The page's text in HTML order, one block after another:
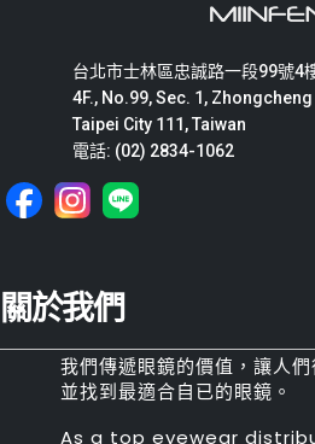
台北市士林區忠誠路一段99號4
4F., No.99, Sec. 1,
Taipei City 111, Taiwan
電話: (02) 2834-1062
關於我們
我們傳遞眼鏡的價值，讓人們
並找到最適合自已的眼鏡。
As a top eyewear